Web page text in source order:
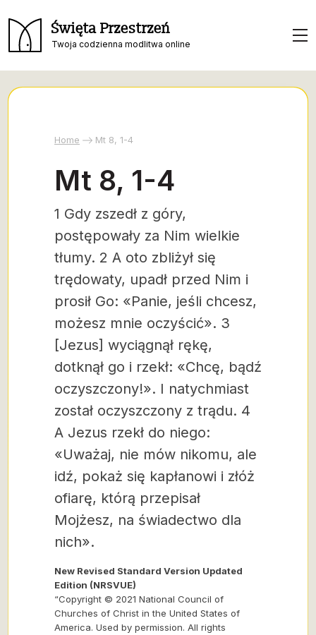
Święta Przestrzeń
Twoja codzienna modlitwa online
Home Mt 8, 1-4
Mt 8, 1-4
1 Gdy zszedł z góry,
postępowały za Nim wielkie
tłumy. 2 A oto zbliżył się
trędowaty, upadł przed Nim i
prosił Go: «Panie, jeśli chcesz,
możesz mnie oczyścić». 3
[Jezus] wyciągnął rękę,
dotknął go i rzekł: «Chcę, bądź
oczyszczony!». I natychmiast
został oczyszczony z trądu. 4
A Jezus rzekł do niego:
«Uważaj, nie mów nikomu, ale
idź, pokaż się kapłanowi i złóż
ofiarę, którą przepisał
Mojżesz, na świadectwo dla
nich».
New Revised Standard Version Updated
Edition (NRSVUE)
“Copyright © 2021 National Council of
Churches of Christ in the United States of
America. Used by permission. All rights